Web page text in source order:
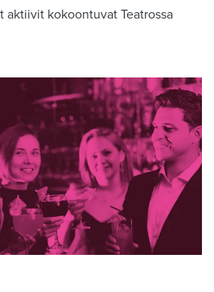
aktiivit kokoontuvat Teatrossa